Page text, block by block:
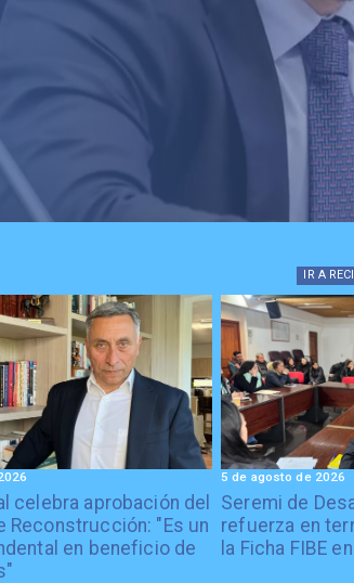
IR A
celebra aprobación del
Reconstrucción: "Es un
en beneficio de
Seremi de
refuerza en
la Ficha FIBE
5 de agosto de 2026